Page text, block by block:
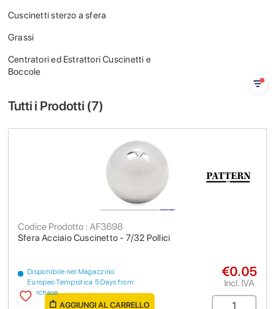
Cuscinetti sterzo a sfera
Grassi
Centratori ed Estrattori Cuscinetti e
Boccole
Tutti i Prodotti (7)
Sfera Acciaio Cuscinetto - 7/32 Pollici
Codice Prodotto : AF3698
Disponibile nel Magazzino
Europeo Tempistica 5 Days from
purchase
€0.05
Incl. IVA
AGGIUNGI AL CARRELLO